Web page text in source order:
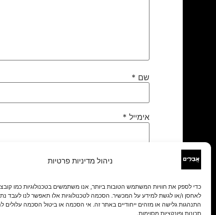
ניהול מדיניות פרטיות
לאחסן ו/או לגשת למידע על המכשיר. הסכמה לטכנולוגיות אלו תאפשר לנו לעבד
התנהגות גלישה או מזהים ייחודיים באתר זה. אי הסכמה או ביטול הסכמה עלולים
תכונות ופונקציות מסוימות.
שם *
אימייל *